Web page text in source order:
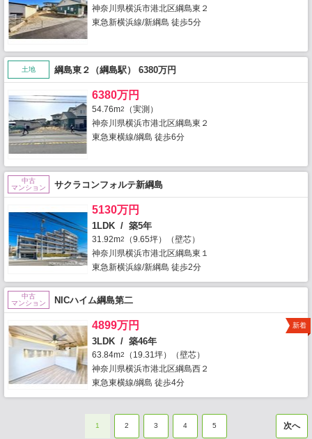
神奈川県横浜市港北区綱島東２
東急新横浜線/新綱島 徒歩5分
土地 綱島東２（綱島駅） 6380万円
6380万円
54.76m2
（実測）
神奈川県横浜市港北区綱島東２
東急東横線/綱島 徒歩6分
中古
マンション
サクラコンフォルテ新綱島
5130万円
1LDK / 築5年
31.92m2
（9.65坪）（壁芯）
神奈川県横浜市港北区綱島東１
東急新横浜線/新綱島 徒歩2分
中古
マンション
NICハイム綱島第二
4899万円
3LDK / 築46年
63.84m2
（19.31坪）（壁芯）
神奈川県横浜市港北区綱島西２
東急東横線/綱島 徒歩4分
新着
1 2 3 4 5 次へ